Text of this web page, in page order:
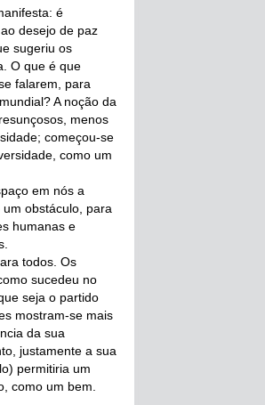
é
desejo de paz
sugeriu os
O que é que
falarem, para
A noção da
menos
começou-se
como um
em nós a
obstáculo, para
humanas e
todos. Os
sucedeu no
seja o partido
mostram-se mais
da sua
justamente a sua
permitiria um
como um bem.